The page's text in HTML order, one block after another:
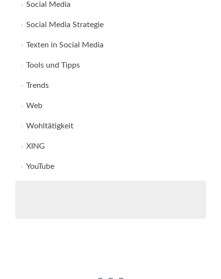
Social Media
Social Media Strategie
Texten in Social Media
Tools und Tipps
Trends
Web
Wohltätigkeit
XING
YouTube